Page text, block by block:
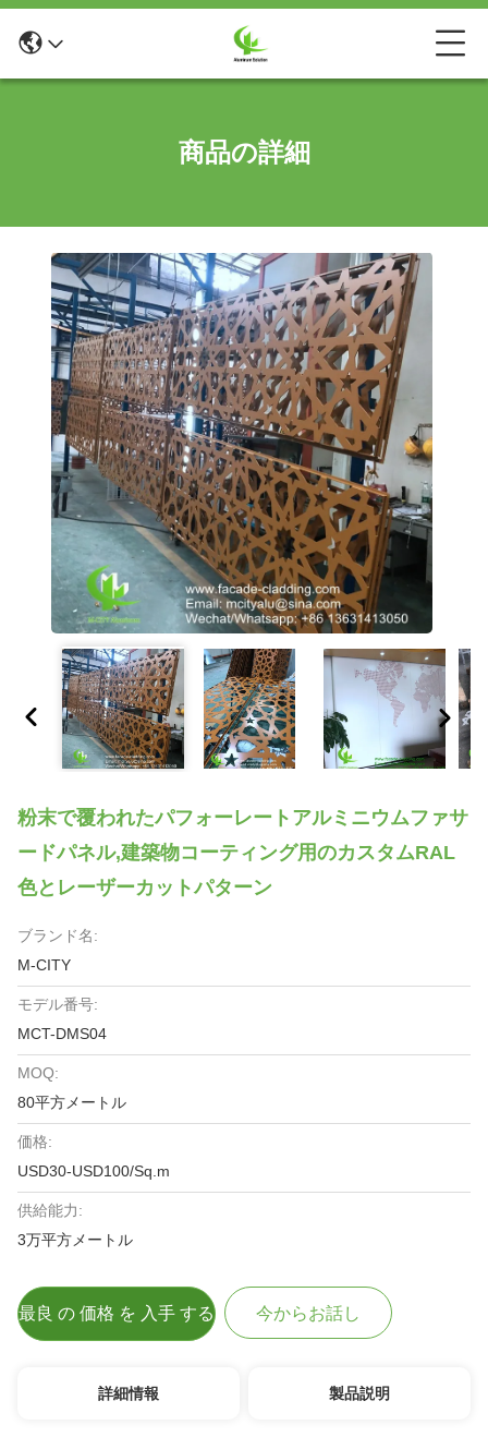
商品の詳細
粉末で覆われたパフォーレートアルミニウムファサ
ードパネル,建築物コーティング用のカスタムRAL
色とレーザーカットパターン
ブランド名:
M-CITY
モデル番号:
MCT-DMS04
MOQ:
80平方メートル
価格:
USD30-USD100/Sq.m
供給能力:
3万平方メートル
最良 の 価格 を 入手 する 今からお話し
詳細情報 製品説明